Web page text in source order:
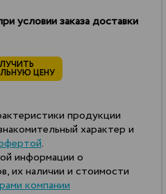
условии заказа доставки
ЦЕНУ
продукции
характер и
.
информации о
их наличии и стоимости
компании